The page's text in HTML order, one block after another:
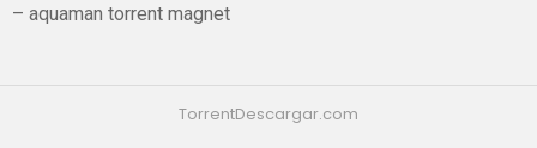
– aquaman torrent magnet
TorrentDescargar.com